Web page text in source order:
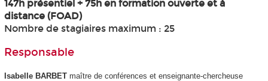
147h présentiel + 75h en formation ouverte et à
distance (FOAD)
Nombre de stagiaires maximum : 25
Responsable
Isabelle BARBETmaître de conférences et enseignante-chercheuse